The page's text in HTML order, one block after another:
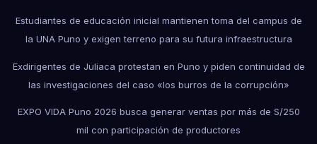
Estudiantes de educación inicial mantienen toma del campus de
la UNA Puno y exigen terreno para su futura infraestructura
Exdirigentes de Juliaca protestan en Puno y piden continuidad de
las investigaciones del caso «los burros de la corrupción»
EXPO VIDA Puno 2026 busca generar ventas por más de S/250
mil con participación de productores